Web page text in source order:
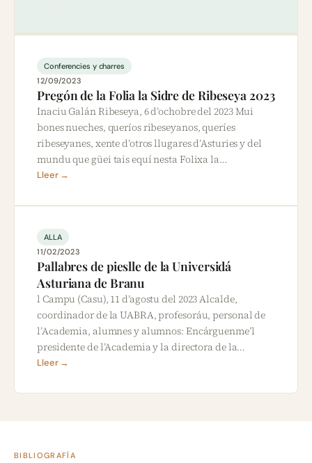
Conferencies y charres
12/09/2023
Pregón de la Folia la Sidre de Ribeseya 2023
Inaciu Galán Ribeseya, 6 d’ochobre del 2023 Mui
bones nueches, queríos ribeseyanos, queríes
ribeseyanes, xente d’otros llugares d’Asturies y del
mundu que güei tais equí nesta Folixa la…
Lleer →
ALLA
11/02/2023
Pallabres de pieslle de la Universidá
Asturiana de Branu
l Campu (Casu), 11 d’agostu del 2023 Alcalde,
coordinador de la UABRA, profesoráu, personal de
l’Academia, alumnes y alumnos: Encárguenme’l
presidente de l’Academia y la directora de la…
Lleer →
BIBLIOGRAFÍA